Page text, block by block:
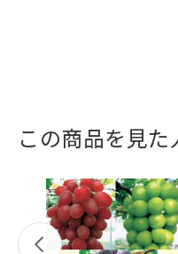
この商品を見た